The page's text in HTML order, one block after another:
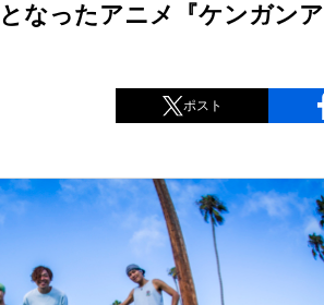
なったアニメ『ケンガン
ポスト